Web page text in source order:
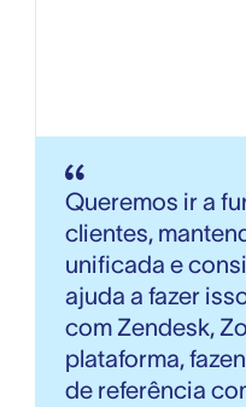
Queremos ir a
clientes,
unificada e
ajuda a fazer
com Zendesk,
plataforma,
de referência